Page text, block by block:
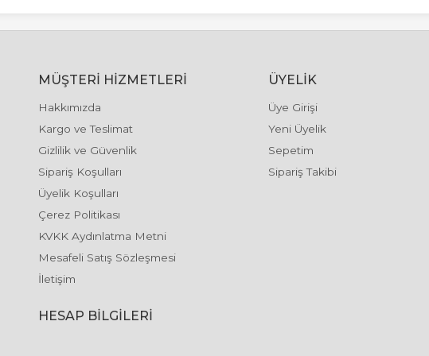
MÜŞTERI HIZMETLERI
Hakkımızda
Kargo ve Teslimat
Gizlilik ve Güvenlik
Sipariş Koşulları
Üyelik Koşulları
Çerez Politikası
KVKK Aydınlatma Metni
Mesafeli Satış Sözleşmesi
İletişim
ÜYELIK
Üye Girişi
Yeni Üyelik
Sepetim
Sipariş Takibi
HESAP BILGILERI